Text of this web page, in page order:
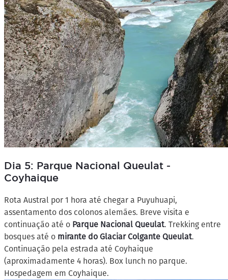
Dia 5: Parque Nacional Queulat -
Coyhaique
Rota Austral por 1 hora até chegar a Puyuhuapi,
assentamento dos colonos alemães. Breve visita e
continuação até o Parque Nacional Queulat. Trekking entre
bosques até o mirante do Glaciar Colgante Queulat.
Continuação pela estrada até Coyhaique
(aproximadamente 4 horas). Box lunch no parque.
Hospedagem em Coyhaique.